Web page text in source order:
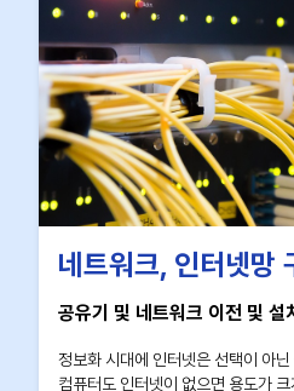
네트워크, 인터넷망
공유기 및 네트워크 이전 및 설
정보화 시대에 인터넷은 선택이 아
컴퓨터도 인터넷이 없으면 용도가